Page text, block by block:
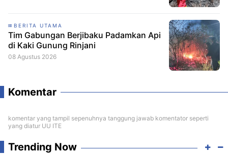
BERITA UTAMA
Tim Gabungan Berjibaku Padamkan Api
di Kaki Gunung Rinjani
08 Agustus 2026
Komentar
komentar yang tampil sepenuhnya tanggung jawab komentator seperti
yang diatur UU ITE
Trending Now